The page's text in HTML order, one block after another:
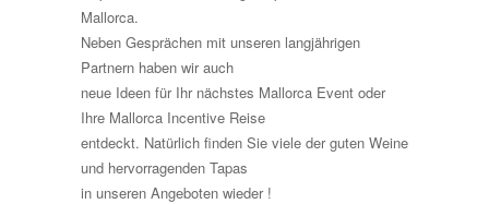
Mallorca.
Neben Gesprächen mit unseren langjährigen
Partnern haben wir auch
neue Ideen für Ihr nächstes Mallorca Event oder
Ihre Mallorca Incentive Reise
entdeckt. Natürlich finden Sie viele der guten Weine
und hervorragenden Tapas
in unseren Angeboten wieder !